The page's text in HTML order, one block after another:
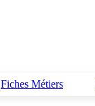
Fiches Métiers